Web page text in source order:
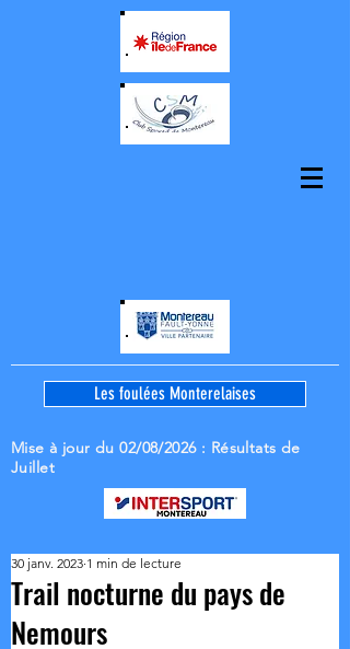
Les foulées Monterelaises
Mise à jour du 02/08/2026: Résultats de
Juillet
Trail nocturne du pays de
Nemours
30 janv. 2023 1 min de lecture